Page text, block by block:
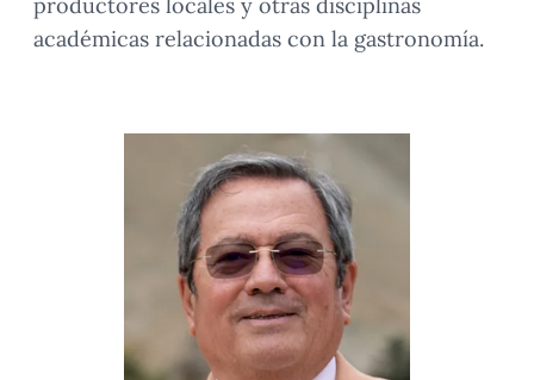
académicas relacionadas con la gastronomía.